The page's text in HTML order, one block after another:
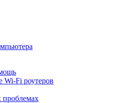
Wi-Fi роутеров